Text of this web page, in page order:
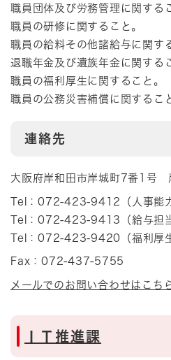
職員団体及び労務管理に関する
職員の研修に関すること。
職員の給料その他諸給与に関す
退職年金及び遺族年金に関する
職員の福利厚生に関すること。
職員の公務災害補償に関するこ
連絡先
大阪府岸和田市岸城町7番1号
Tel：072-423-9412 （ 人事能
Tel：072-423-9413
（給与担
Tel：072-423-9420
（福利厚
Fax：072-437-5755
メールでのお問い合わせはこち
ＩＴ推進課